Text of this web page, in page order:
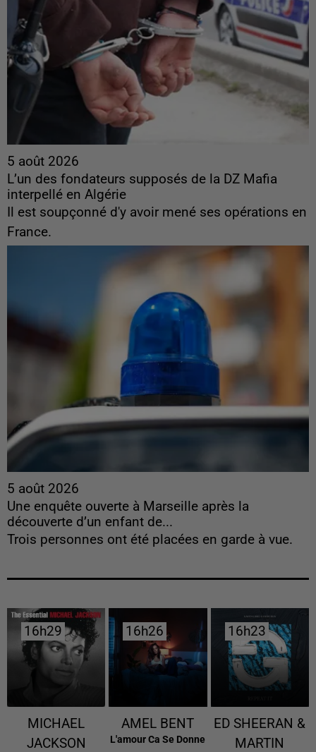
5 août 2026
L’un des fondateurs supposés de la DZ Mafia
interpellé en Algérie
Il est soupçonné d'y avoir mené ses opérations en
France.
5 août 2026
Une enquête ouverte à Marseille après la
découverte d’un enfant de...
Trois personnes ont été placées en garde à vue.
16h29
16h29
MICHAEL
JACKSON
16h26
16h26
AMEL BENT
L'amour Ca Se Donne
16h23
16h23
ED SHEERAN &
MARTIN